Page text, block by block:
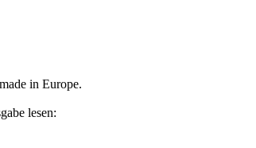
in Europe.
lesen: